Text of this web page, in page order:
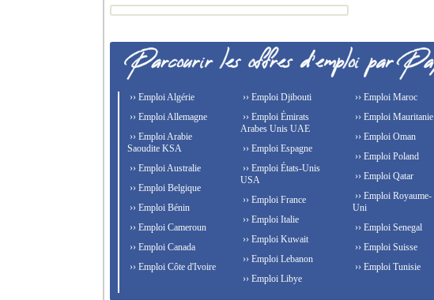
›› Emploi Algérie
›› Emploi Allemagne
›› Emploi Arabie
Saoudite KSA
›› Emploi Australie
›› Emploi Belgique
›› Emploi Bénin
›› Emploi Cameroun
›› Emploi Canada
›› Emploi Côte d'Ivoire
›› Emploi Djibouti
›› Emploi Émirats
Arabes Unis UAE
›› Emploi Espagne
›› Emploi États-Unis
USA
›› Emploi France
›› Emploi Italie
›› Emploi Kuwait
›› Emploi Lebanon
›› Emploi Libye
›› Emploi Maroc
›› Emploi Mauritanie
›› Emploi Oman
›› Emploi Poland
›› Emploi Qatar
›› Emploi Royaume-
Uni
›› Emploi Senegal
›› Emploi Suisse
›› Emploi Tunisie